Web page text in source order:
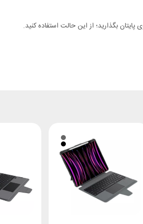
پایتان بگذارید؛ از این حالت استفاده کنید.